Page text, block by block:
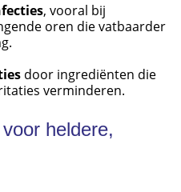
, vooral bij
oren die vatbaarder
door ingrediënten die
verminderen.
heldere,